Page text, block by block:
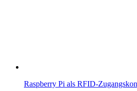
Raspberry Pi als RFID-